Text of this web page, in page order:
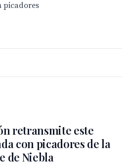
picadores
retransmite este
con picadores de la
de Niebla